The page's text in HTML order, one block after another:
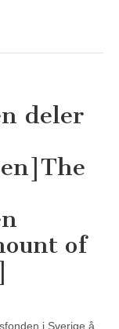
deler
of
i Sverige å